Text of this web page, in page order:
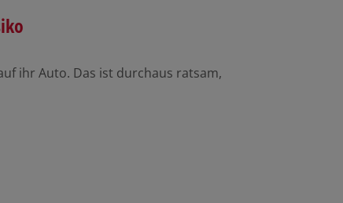
ihr Auto. Das ist durchaus ratsam,